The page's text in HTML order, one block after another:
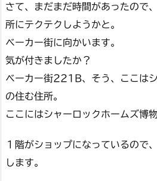
さて、まだまだ時間があったので
所にテクテクしようかと。
ベーカー街に向かいます。
気が付きましたか？
ベーカー街221B、そう、ここは
の住む住所。
ここにはシャーロックホームズ博
１階がショップになっているので
します。